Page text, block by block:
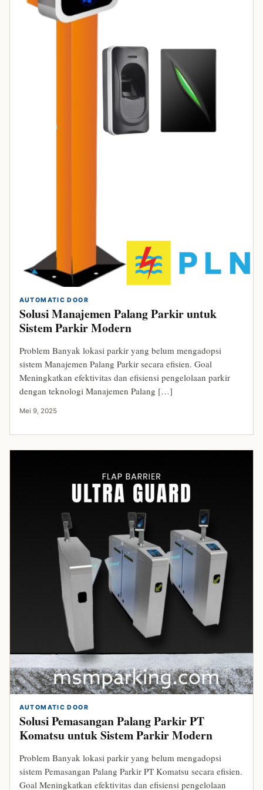
AUTOMATIC DOOR
Solusi Manajemen Palang Parkir untuk
Sistem Parkir Modern
Problem Banyak lokasi parkir yang belum mengadopsi
sistem Manajemen Palang Parkir secara efisien. Goal
Meningkatkan efektivitas dan efisiensi pengelolaan parkir
dengan teknologi Manajemen Palang […]
Mei 9, 2025
AUTOMATIC DOOR
Solusi Pemasangan Palang Parkir PT
Komatsu untuk Sistem Parkir Modern
Problem Banyak lokasi parkir yang belum mengadopsi
sistem Pemasangan Palang Parkir PT Komatsu secara efisien.
Goal Meningkatkan efektivitas dan efisiensi pengelolaan